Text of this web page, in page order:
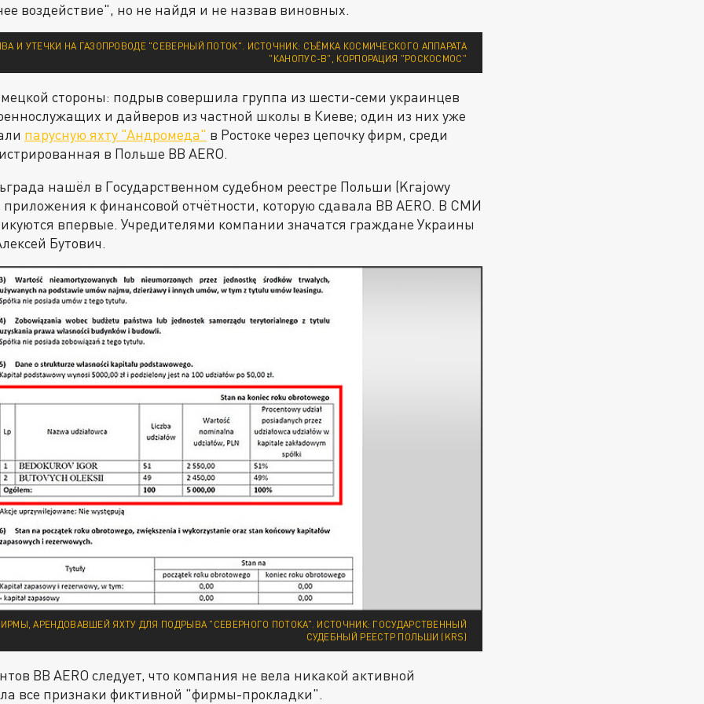
воздействие", но не найдя и не назвав виновных.
И УТЕЧКИ НА ГАЗОПРОВОДЕ "СЕВЕРНЫЙ ПОТОК". ИСТОЧНИК: СЪЁМКА КОСМИЧЕСКОГО АППАРАТА
"КАНОПУС-В", КОРПОРАЦИЯ "РОСКОСМОС"
стороны: подрыв совершила группа из шести-семи украинцев
и дайверов из частной школы в Киеве; один из них уже
парусную яхту "Андромеда" в Ростоке через цепочку фирм, среди
в Польше BB AERO.
нашёл в Государственном судебном реестре Польши (Krajowy
приложения к финансовой отчётности, которую сдавала BB AERO. В СМИ
впервые. Учредителями компании значатся граждане Украины
Бутович.
АРЕНДОВАВШЕЙ ЯХТУ ДЛЯ ПОДРЫВА "СЕВЕРНОГО ПОТОКА". ИСТОЧНИК: ГОСУДАРСТВЕННЫЙ
СУДЕБНЫЙ РЕЕСТР ПОЛЬШИ (KRS)
BB AERO следует, что компания не вела никакой активной
все признаки фиктивной "фирмы-прокладки".